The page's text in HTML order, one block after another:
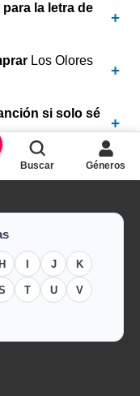
la letra de
Los Olores
si solo sé
H J K
T U V
Buscar Géneros